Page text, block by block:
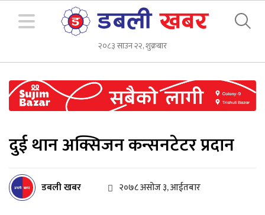
२०८३ साउन २२, शुक्रबार
दुई थान अक्सिजन कन्सनटेटर प्रदान
डबली खबर २०७८ असोज ३, आईतबार